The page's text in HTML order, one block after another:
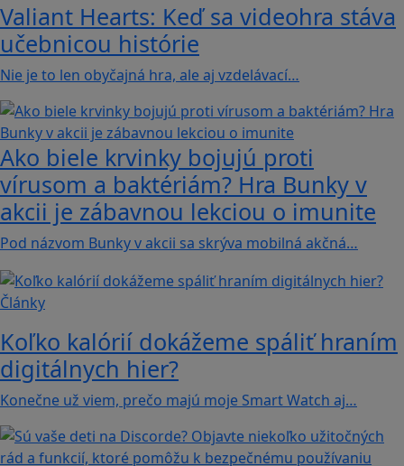
Valiant Hearts: Keď sa videohra stáva
učebnicou histórie
Nie je to len obyčajná hra, ale aj vzdelávací…
Ako biele krvinky bojujú proti
vírusom a baktériám? Hra Bunky v
akcii je zábavnou lekciou o imunite
Pod názvom Bunky v akcii sa skrýva mobilná akčná…
Články
Koľko kalórií dokážeme spáliť hraním
digitálnych hier?
Konečne už viem, prečo majú moje Smart Watch aj…